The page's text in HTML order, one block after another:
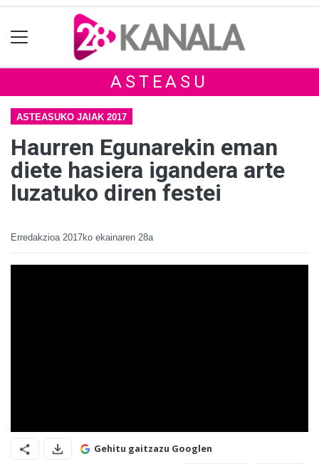
ASTEASU
ASTEASUKO JAIAK 2017
Haurren Egunarekin eman
diete hasiera igandera arte
luzatuko diren festei
Erredakzioa 2017ko ekainaren 28a
Gehitu gaitzazu Googlen